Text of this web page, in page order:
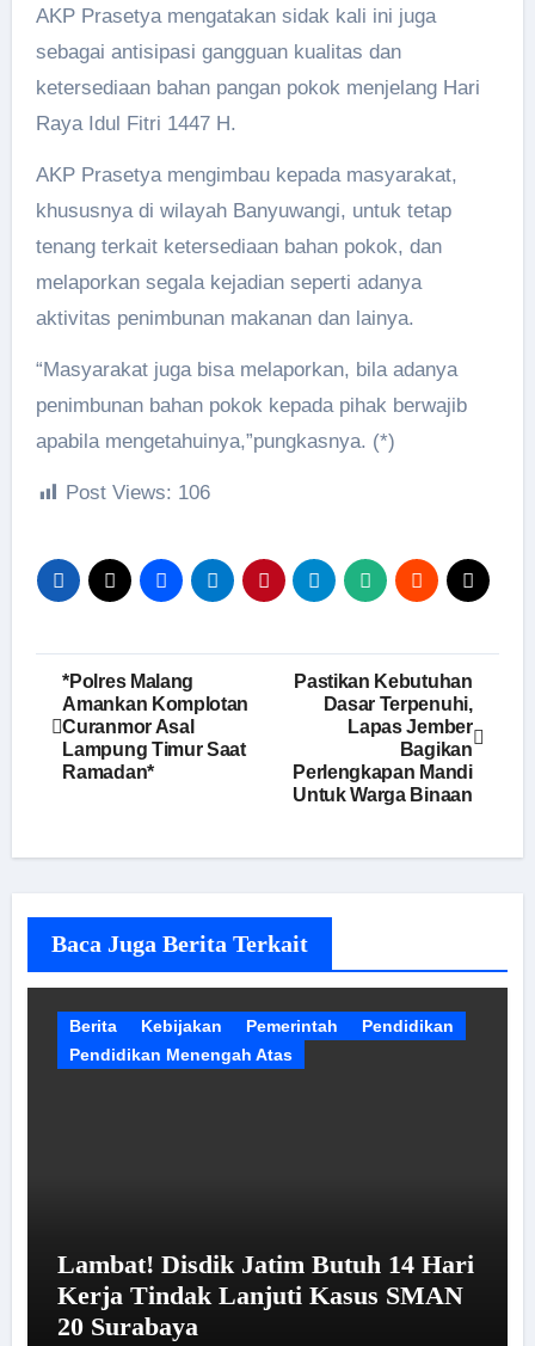
AKP Prasetya mengatakan sidak kali ini juga
sebagai antisipasi gangguan kualitas dan
ketersediaan bahan pangan pokok menjelang Hari
Raya Idul Fitri 1447 H.
AKP Prasetya mengimbau kepada masyarakat,
khususnya di wilayah Banyuwangi, untuk tetap
tenang terkait ketersediaan bahan pokok, dan
melaporkan segala kejadian seperti adanya
aktivitas penimbunan makanan dan lainya.
“Masyarakat juga bisa melaporkan, bila adanya
penimbunan bahan pokok kepada pihak berwajib
apabila mengetahuinya,”pungkasnya. (*)
Post Views: 106
Navigasi
pos
*Polres Malang
Amankan Komplotan
Curanmor Asal
Lampung Timur Saat
Ramadan*
Pastikan Kebutuhan
Dasar Terpenuhi,
Lapas Jember
Bagikan
Perlengkapan Mandi
Untuk Warga Binaan
Baca Juga Berita Terkait
Berita Kebijakan Pemerintah
Pendidikan
Pendidikan Menengah Atas
Lambat! Disdik Jatim Butuh 14 Hari
Kerja Tindak Lanjuti Kasus SMAN
20 Surabaya